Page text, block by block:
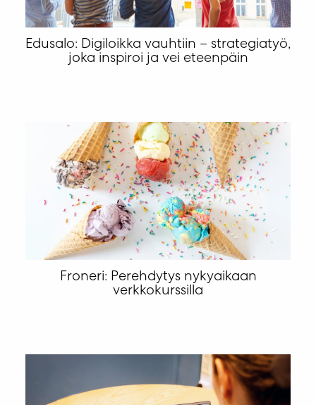
Edusalo: Digiloikka vauhtiin – strategiatyö,
joka inspiroi ja vei eteenpäin
Froneri: Perehdytys nykyaikaan
verkkokurssilla